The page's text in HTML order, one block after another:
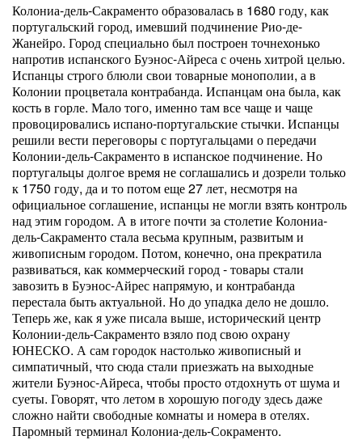
Колониа-дель-Сакраменто образовалась в 1680 году, как
португальский город, имевший подчинение Рио-де-
Жанейро. Город специально был построен точнехонько
напротив испанского Буэнос-Айреса с очень хитрой целью.
Испанцы строго блюли свои товарные монополии, а в
Колонии процветала контрабанда. Испанцам она была, как
кость в горле. Мало того, именно там все чаще и чаще
провоцировались испано-португальские стычки. Испанцы
решили вести переговоры с португальцами о передачи
Колонии-дель-Сакраменто в испанское подчинение. Но
португальцы долгое время не соглашались и дозрели только
к 1750 году, да и то потом еще 27 лет, несмотря на
официальное соглашение, испанцы не могли взять контроль
над этим городом. А в итоге почти за столетие Колониа-
дель-Сакраменто стала весьма крупным, развитым и
живописным городом. Потом, конечно, она прекратила
развиваться, как коммерческий город - товары стали
завозить в Буэнос-Айрес напрямую, и контрабанда
перестала быть актуальной. Но до упадка дело не дошло.
Теперь же, как я уже писала выше, исторический центр
Колонии-дель-Сакраменто взяло под свою охрану
ЮНЕСКО. А сам городок настолько живописный и
симпатичный, что сюда стали приезжать на выходные
жители Буэнос-Айреса, чтобы просто отдохнуть от шума и
суеты. Говорят, что летом в хорошую погоду здесь даже
сложно найти свободные комнаты и номера в отелях.
Паромный терминал Колониа-дель-Сокраменто.